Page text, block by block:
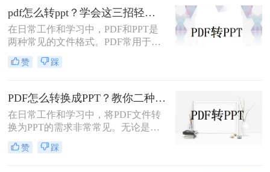
文将介绍三种常用的PDF转PPT的方
法。
pdf怎么转ppt？学会这三招轻松搞定转换！
在日常工作和学习中，PDF和PPT是
两种常见的文件格式。PDF常用于文
档的查看和分享，而PPT则更多地用
于制作演示文稿和进行演讲。有时，
式，以便进行编辑、修改或展示。那
么pdf怎么转ppt呢？本文将介绍三种
将PDF转换为PPT的方法：使用专业
的PDF转PPT软件、利用在线转换工
具，以及手动复制粘贴内容。
赞 踩
PDF怎么转换成PPT？教你二种转换方法！
在日常工作和学习中，将PDF文件转
换为PPT的需求非常常见。无论是为
了方便展示、编辑还是进一步处理，
掌握几种高效的PDF转PPT方法都是
赞 踩